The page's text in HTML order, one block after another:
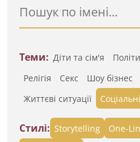
Теми: Діти та сім'я
Релігія
Секс Шоу бізнес
Життєві ситуації
Стилі: Storytelling One-